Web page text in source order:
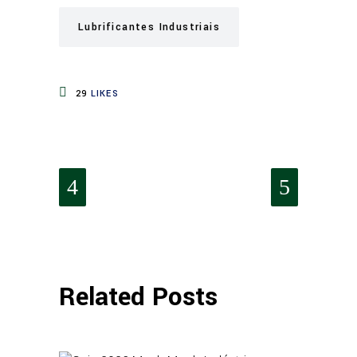
Lubrificantes Industriais
29 LIKES
Related Posts